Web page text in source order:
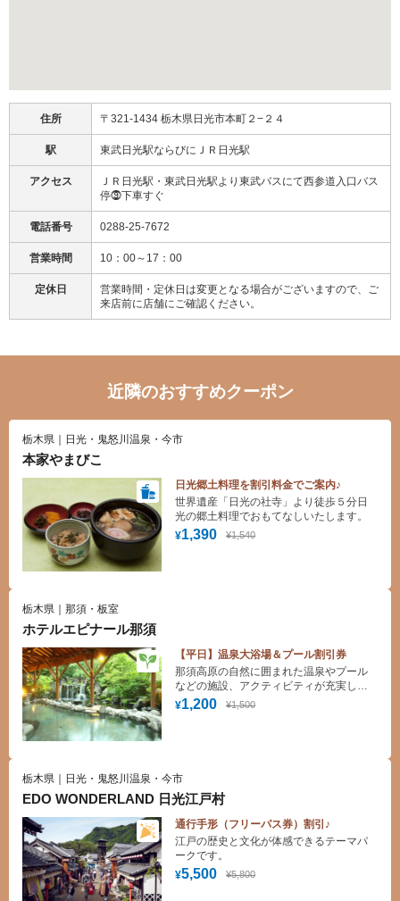
住所 〒321-1434 栃木県日光市本町２−２４
駅 東武日光駅ならびにＪＲ日光駅
アクセス
ＪＲ日光駅・東武日光駅より東武バスにて西参道入口バス
停⓽下車すぐ
電話番号 0288-25-7672
営業時間 10：00～17：00
定休日
営業時間・定休日は変更となる場合がございますので、ご
来店前に店舗にご確認ください。
近隣のおすすめクーポン
栃木県｜日光・鬼怒川温泉・今市
本家やまびこ
日光郷土料理を割引料金でご案内♪
¥1,390 ¥1,540
世界遺産「日光の社寺」より徒歩５分日
光の郷土料理でおもてなしいたします。
栃木県｜那須・板室
ホテルエピナール那須
【平日】温泉大浴場＆プール割引券
¥1,200 ¥1,500
那須高原の自然に囲まれた温泉やプール
などの施設、アクティビティが充実した
高原ゾートホテル
栃木県｜日光・鬼怒川温泉・今市
EDO WONDERLAND 日光江戸村
通行手形（フリーパス券）割引♪
¥5,500 ¥5,800
江戸の歴史と文化が体感できるテーマパ
ークです。